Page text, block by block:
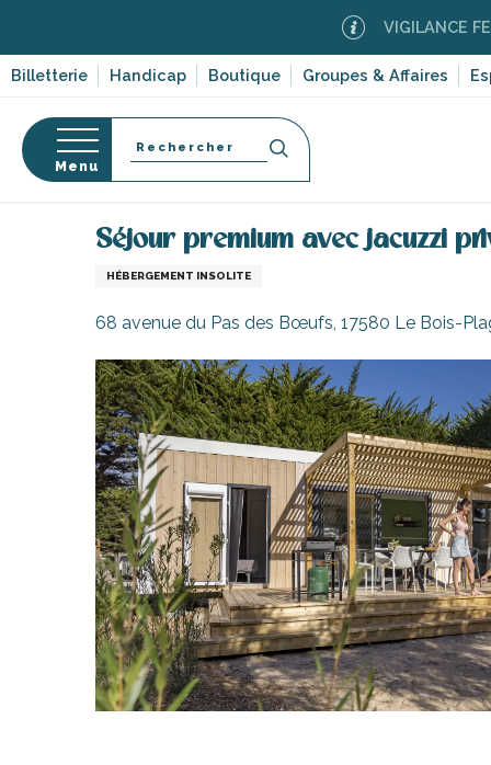
contenu
Billetterie Handicap Boutique Groupes & Affaires
VIGILANCE FEUX DE
Menu
Recherche
Accueil
Séjour premium avec jacuzzi
HÉBERGEMENT INSOLITE
68 avenue du Pas des Bœufs, 17580 Le Bois-